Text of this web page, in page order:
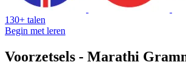
130+ talen
Begin met leren
Voorzetsels - Marathi